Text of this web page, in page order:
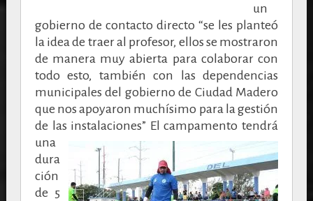
un
gobierno de contacto directo “se les planteó
la idea de traer al profesor, ellos se mostraron
de manera muy abierta para colaborar con
todo esto, también con las dependencias
municipales del gobierno de Ciudad Madero
que nos apoyaron muchísimo para la gestión
de las instalaciones” El campamento tendrá
una
dura
ción
de 5